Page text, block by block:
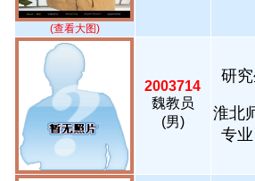
(查看大图)
2003714
魏教员
(男)
研
淮北
专